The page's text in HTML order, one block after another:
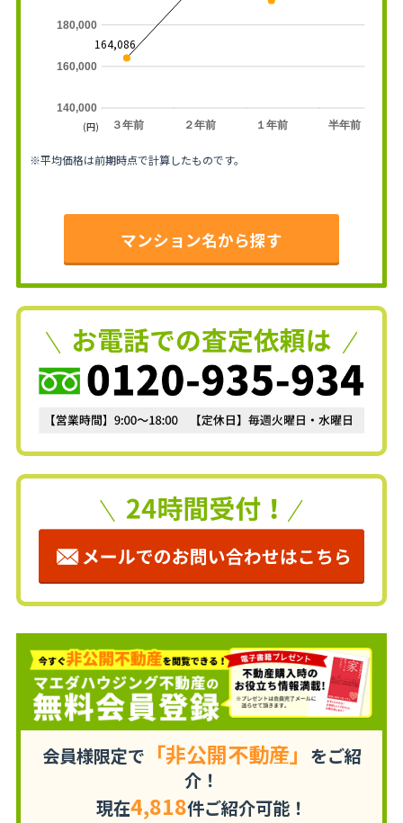
３年前 ２年前 １年前 半年前
140,000
160,000
180,000
164,086
(円)
※平均価格は前期時点で計算したものです。
マンション名から探す
会員様限定で 「非公開不動産」 をご紹
介！
現在4,818件ご紹介可能！